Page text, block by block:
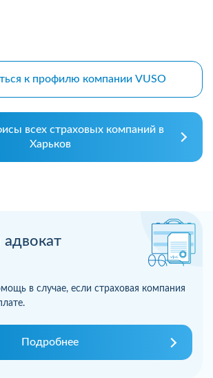
в случае, если страховая компания
Подробнее
к профилю компании VUSO
всех страховых компаний в
Харьков